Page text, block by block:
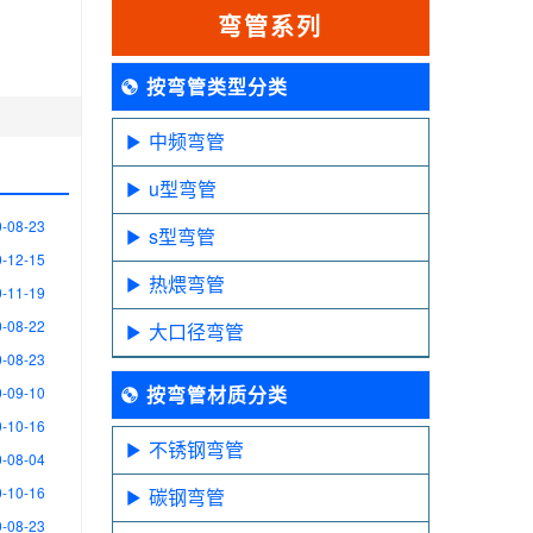
08-23
12-15
11-19
08-22
08-23
09-10
10-16
08-04
10-16
08-23
弯管系列
按弯管类型分类
中频弯管
u型弯管
s型弯管
热煨弯管
大口径弯管
按弯管材质分类
不锈钢弯管
碳钢弯管